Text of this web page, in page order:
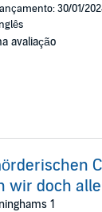
30/01/
avaliação
wir doch
1